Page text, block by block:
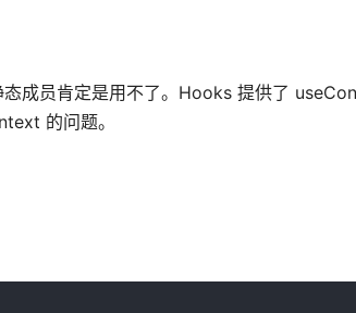
成员肯定是用不了。Hooks 提供了
的问题。